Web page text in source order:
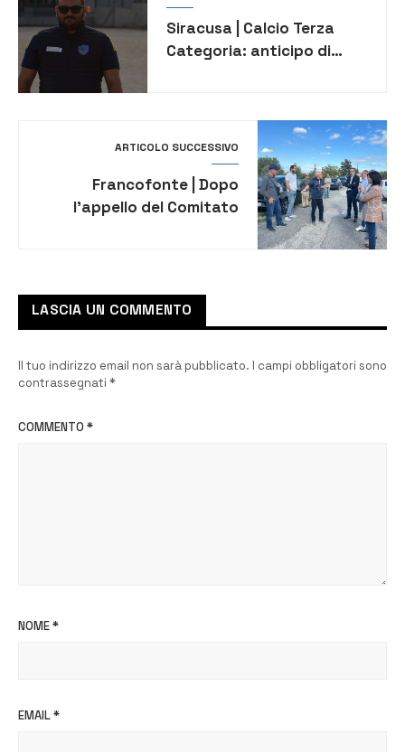
Siracusa | Calcio Terza
Categoria: anticipo di
ARTICOLO SUCCESSIVO
Francofonte | Dopo
l’appello del Comitato
LASCIA UN COMMENTO
Il tuo indirizzo email non sarà pubblicato. I campi obbligatori sono
contrassegnati *
COMMENTO *
NOME*
EMAIL*